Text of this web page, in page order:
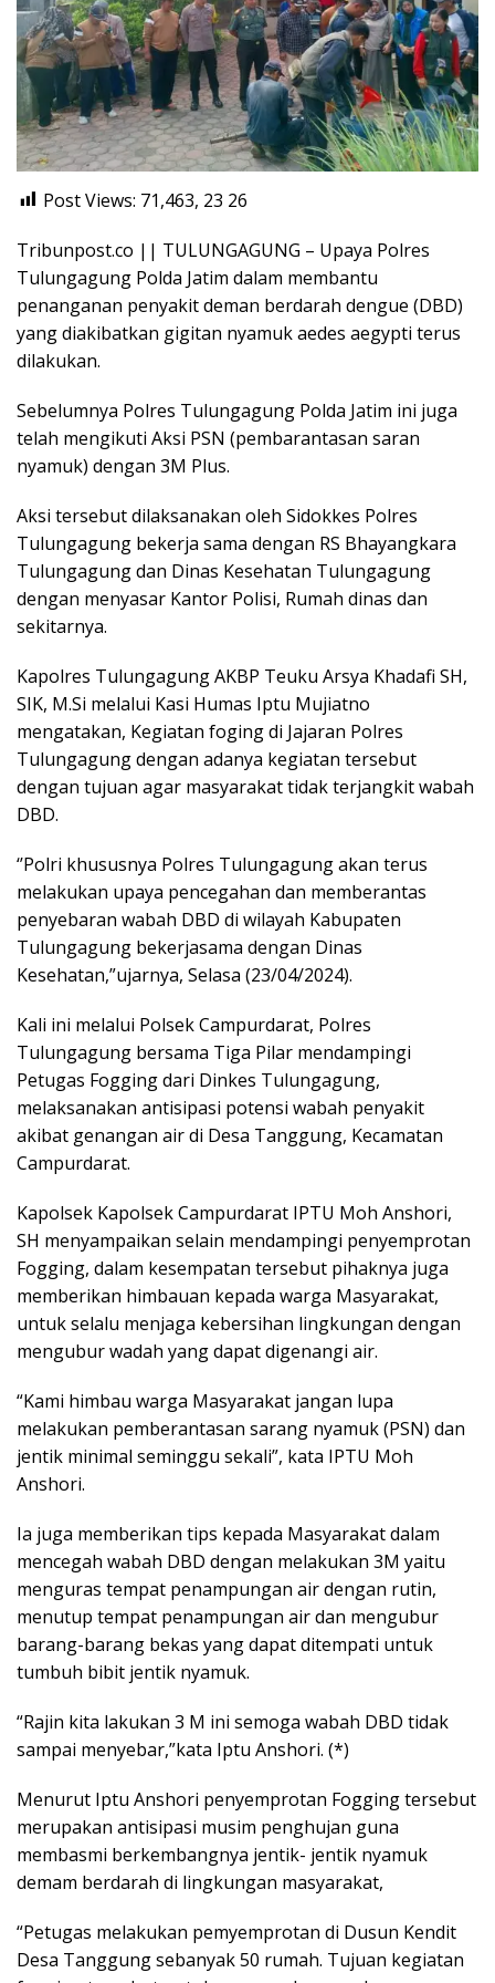
Post Views: 71,463, 23 26
Tribunpost.co || TULUNGAGUNG – Upaya Polres
Tulungagung Polda Jatim dalam membantu
penanganan penyakit deman berdarah dengue (DBD)
yang diakibatkan gigitan nyamuk aedes aegypti terus
dilakukan.
Sebelumnya Polres Tulungagung Polda Jatim ini juga
telah mengikuti Aksi PSN (pembarantasan saran
nyamuk) dengan 3M Plus.
Aksi tersebut dilaksanakan oleh Sidokkes Polres
Tulungagung bekerja sama dengan RS Bhayangkara
Tulungagung dan Dinas Kesehatan Tulungagung
dengan menyasar Kantor Polisi, Rumah dinas dan
sekitarnya.
Kapolres Tulungagung AKBP Teuku Arsya Khadafi SH,
SIK, M.Si melalui Kasi Humas Iptu Mujiatno
mengatakan, Kegiatan foging di Jajaran Polres
Tulungagung dengan adanya kegiatan tersebut
dengan tujuan agar masyarakat tidak terjangkit wabah
DBD.
‘’Polri khususnya Polres Tulungagung akan terus
melakukan upaya pencegahan dan memberantas
penyebaran wabah DBD di wilayah Kabupaten
Tulungagung bekerjasama dengan Dinas
Kesehatan,”ujarnya, Selasa (23/04/2024).
Kali ini melalui Polsek Campurdarat, Polres
Tulungagung bersama Tiga Pilar mendampingi
Petugas Fogging dari Dinkes Tulungagung,
melaksanakan antisipasi potensi wabah penyakit
akibat genangan air di Desa Tanggung, Kecamatan
Campurdarat.
Kapolsek Kapolsek Campurdarat IPTU Moh Anshori,
SH menyampaikan selain mendampingi penyemprotan
Fogging, dalam kesempatan tersebut pihaknya juga
memberikan himbauan kepada warga Masyarakat,
untuk selalu menjaga kebersihan lingkungan dengan
mengubur wadah yang dapat digenangi air.
“Kami himbau warga Masyarakat jangan lupa
melakukan pemberantasan sarang nyamuk (PSN) dan
jentik minimal seminggu sekali”, kata IPTU Moh
Anshori.
Ia juga memberikan tips kepada Masyarakat dalam
mencegah wabah DBD dengan melakukan 3M yaitu
menguras tempat penampungan air dengan rutin,
menutup tempat penampungan air dan mengubur
barang-barang bekas yang dapat ditempati untuk
tumbuh bibit jentik nyamuk.
“Rajin kita lakukan 3 M ini semoga wabah DBD tidak
sampai menyebar,”kata Iptu Anshori. (*)
Menurut Iptu Anshori penyemprotan Fogging tersebut
merupakan antisipasi musim penghujan guna
membasmi berkembangnya jentik- jentik nyamuk
demam berdarah di lingkungan masyarakat,
“Petugas melakukan pemyemprotan di Dusun Kendit
Desa Tanggung sebanyak 50 rumah. Tujuan kegiatan